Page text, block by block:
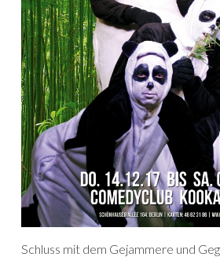
Schluss mit dem Gejammere und